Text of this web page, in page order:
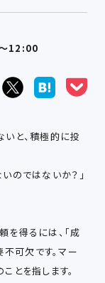
12:00
と、積極的に投
のではないか？」
得るには、「成
不可欠です。マー
とを指します。